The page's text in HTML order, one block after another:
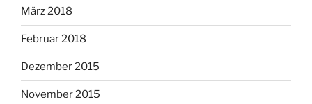
März 2018
Februar 2018
Dezember 2015
November 2015